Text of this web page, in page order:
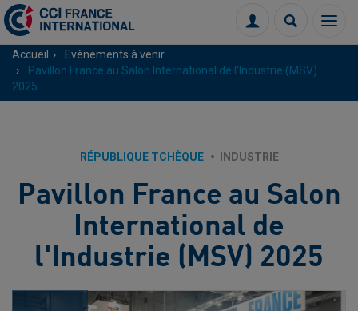
Menu
Connexion
Accueil
Evènements à venir
Pavillon France au Salon International de l'Industrie (MSV)
2025
RÉPUBLIQUE TCHÈQUE INDUSTRIE
Pavillon France au Salon
International de
l'Industrie (MSV) 2025